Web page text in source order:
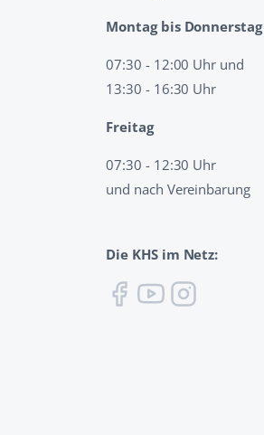
Montag bis Donnerstag
07:30 - 12:00 Uhr und
13:30 - 16:30 Uhr
Freitag
07:30 - 12:30 Uhr
und nach Vereinbarung
Die KHS im Netz: